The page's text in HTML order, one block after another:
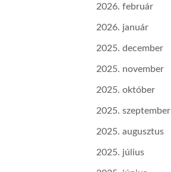
2026. február
2026. január
2025. december
2025. november
2025. október
2025. szeptember
2025. augusztus
2025. július